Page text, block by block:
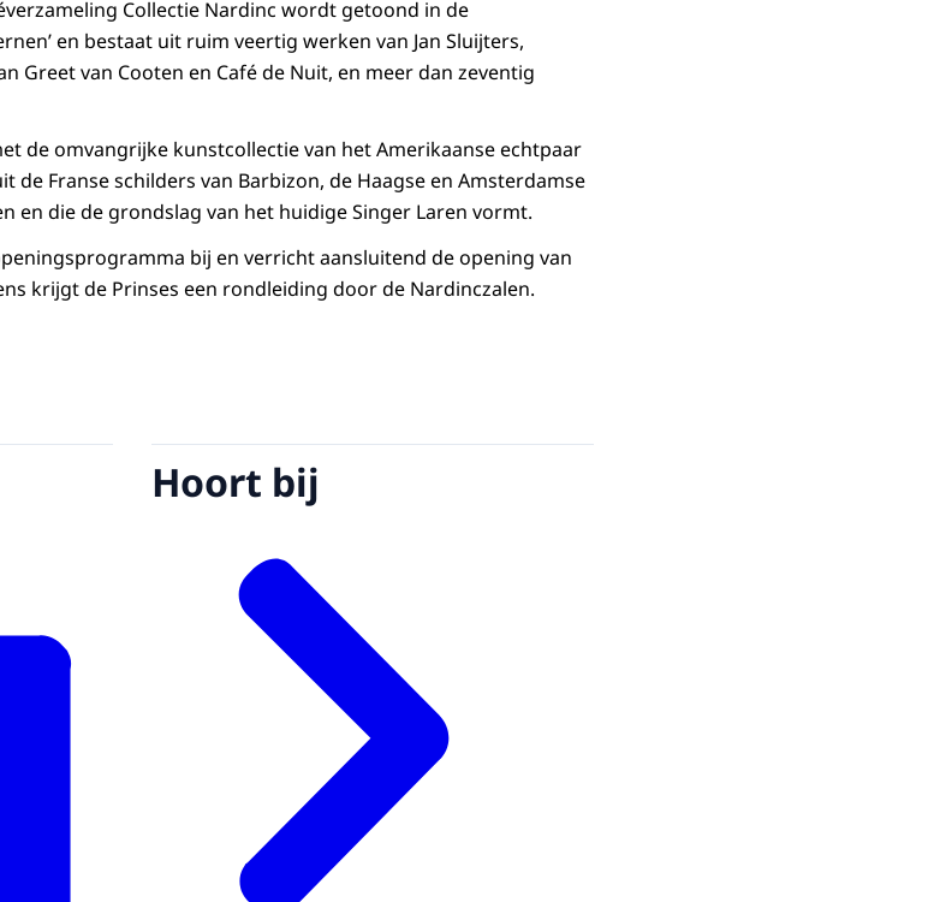
Collectie Nardinc wordt getoond in de
en bestaat uit ruim veertig werken van Jan Sluijters,
Greet van Cooten en Café de Nuit, en meer dan zeventig
de omvangrijke kunstcollectie van het Amerikaanse echtpaar
de Franse schilders van Barbizon, de Haagse en Amsterdamse
en die de grondslag van het huidige Singer Laren vormt.
bij en verricht aansluitend de opening van
krijgt de Prinses een rondleiding door de Nardinczalen.
Hoort bij